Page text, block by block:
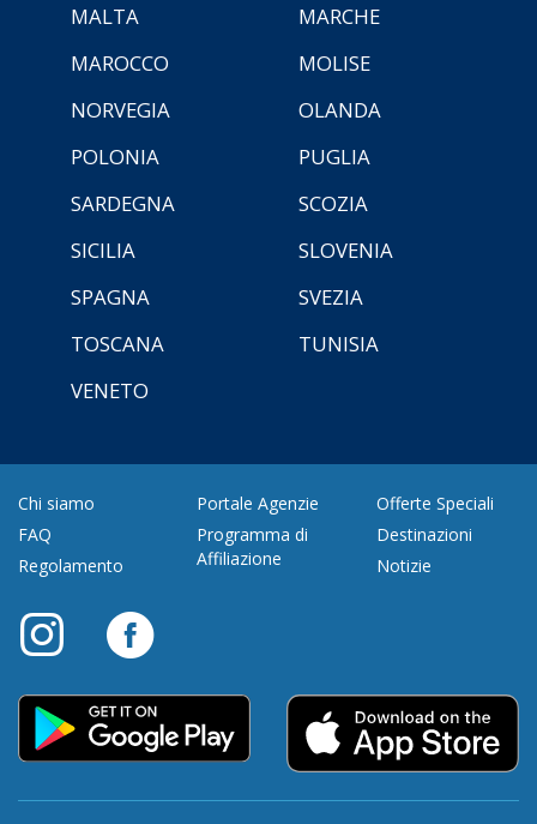
MALTA
MARCHE
MAROCCO
MOLISE
NORVEGIA
OLANDA
POLONIA
PUGLIA
SARDEGNA
SCOZIA
SICILIA
SLOVENIA
SPAGNA
SVEZIA
TOSCANA
TUNISIA
VENETO
Chi siamo
FAQ
Regolamento
Portale Agenzie
Programma di
Affiliazione
Offerte Speciali
Destinazioni
Notizie